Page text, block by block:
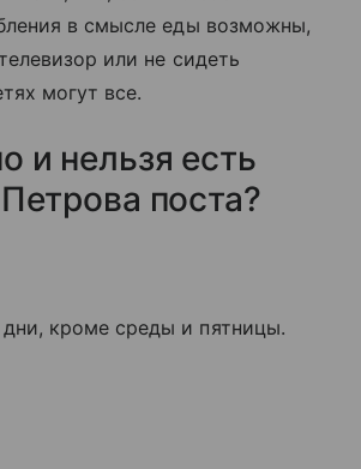
в смысле еды возможны,
или не сидеть
могут все.
и нельзя есть
поста?
кроме среды и пятницы.